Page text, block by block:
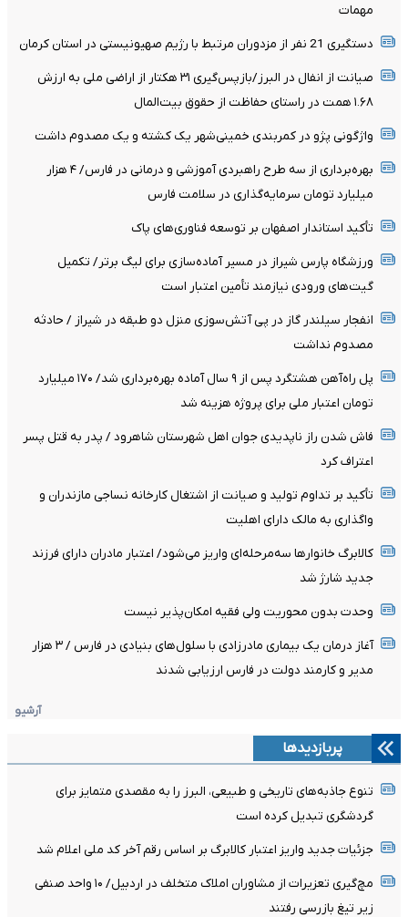
مهمات
دستگیری 21 نفر از مزدوران مرتبط با رژیم صهیونیستی در استان کرمان
صیانت از انفال در البرز/بازپس‌گیری ۳۱ هکتار از اراضی ملی به ارزش
۱.۶۸ همت در راستای حفاظت از حقوق بیت‌المال
واژگونی پژو در کمربندی خمینی‌شهر یک کشته و یک مصدوم داشت
بهره‌برداری از سه طرح راهبردی آموزشی و درمانی در فارس/ ۴ هزار
میلیارد تومان سرمایه‌گذاری در سلامت فارس
تأکید استاندار اصفهان بر توسعه فناوری‌های پاک
ورزشگاه پارس شیراز در مسیر آماده‌سازی برای لیگ برتر/ تکمیل
گیت‌های ورودی نیازمند تأمین اعتبار است
انفجار سیلندر گاز در پی آتش‌سوزی منزل دو طبقه در شیراز / حادثه
مصدوم نداشت
پل راه‌آهن هشتگرد پس از ۹ سال آماده بهره‌برداری شد/ ۱۷۰ میلیارد
تومان اعتبار ملی برای پروژه هزینه شد
فاش شدن راز ناپدیدی جوان اهل شهرستان شاهرود / پدر به قتل پسر
اعتراف کرد
تأکید بر تداوم تولید و صیانت از اشتغال کارخانه نساجی مازندران و
واگذاری به مالک دارای اهلیت
کالابرگ خانوارها سه‌مرحله‌ای واریز می‌شود/ اعتبار مادران دارای فرزند
جدید شارژ شد
وحدت بدون محوریت ولی فقیه امکان‌پذیر نیست
آغاز درمان یک بیماری مادرزادی با سلول‌های بنیادی در فارس / ۳ هزار
مدیر و کارمند دولت در فارس ارزیابی شدند
آرشیو
پربازدیدها
تنوع جاذبه‌های تاریخی و طبیعی، البرز را به مقصدی متمایز برای
گردشگری تبدیل کرده است
جزئیات جدید واریز اعتبار کالابرگ بر اساس رقم آخر کد ملی اعلام شد
مچ‌گیری تعزیرات از مشاوران املاک متخلف در اردبیل/ ۱۰ واحد صنفی
زیر تیغ بازرسی رفتند